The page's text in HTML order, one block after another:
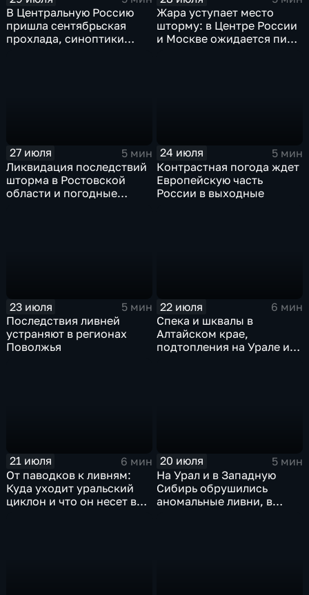
В Центральную Россию
пришла сентябрьская
прохлада, синоптики
Жара уступает место
шторму: в Центре России
и Москве ожидается пик
27 июля
5 мин
Ликвидация последствий
шторма в Ростовской
области и погодные
24 июля
5 мин
Контрастная погода ждет
Европейскую часть
России в выходные
23 июля
5 мин
Последствия ливней
устраняют в регионах
Поволжья
22 июля
6 мин
Спека и шквалы в
Алтайском крае,
подтопления на Урале и
21 июля
6 мин
От паводков к ливням:
Куда уходит уральский
циклон и что он несет в
20 июля
5 мин
На Урал и в Западную
Сибирь обрушились
аномальные ливни, в